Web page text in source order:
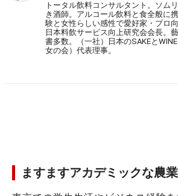
トータル飲料コンサルタント。ソム
き酒師。アルコール飲料と食全般に
験と女性らしい感性で愛好家・プロ
日本料飲サービス向上研究会会長。
書多数。（一社）日本のSAKEと
女の会）代表理事。
ますますアカデミックな農業